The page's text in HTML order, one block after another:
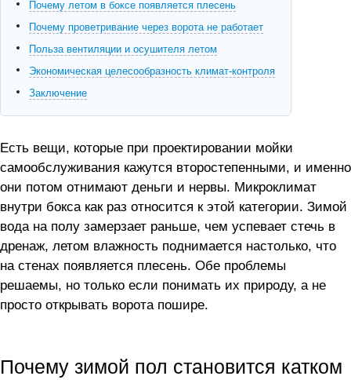
Почему летом в боксе появляется плесень
Почему проветривание через ворота не работает
Польза вентиляции и осушителя летом
Экономическая целесообразность климат-контроля
Заключение
Есть вещи, которые при проектировании мойки
самообслуживания кажутся второстепенными, и именно
они потом отнимают деньги и нервы. Микроклимат
внутри бокса как раз относится к этой категории. Зимой
вода на полу замерзает раньше, чем успевает стечь в
дренаж, летом влажность поднимается настолько, что
на стенах появляется плесень. Обе проблемы
решаемы, но только если понимать их природу, а не
просто открывать ворота пошире.
Почему зимой пол становится катком